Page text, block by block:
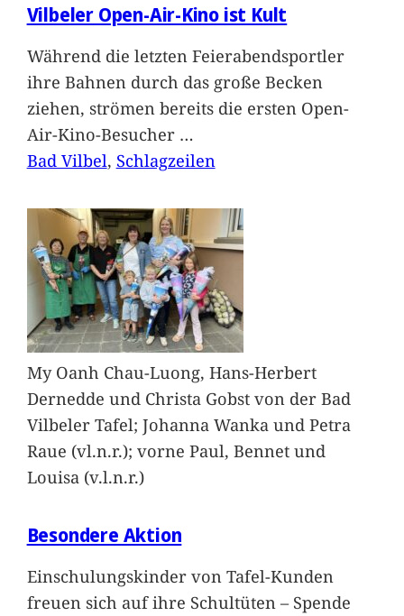
Vilbeler Open-Air-Kino ist Kult
Während die letzten Feierabendsportler
ihre Bahnen durch das große Becken
ziehen, strömen bereits die ersten Open-
Air-Kino-Besucher …
Bad Vilbel, Schlagzeilen
My Oanh Chau-Luong, Hans-Herbert
Dernedde und Christa Gobst von der Bad
Vilbeler Tafel; Johanna Wanka und Petra
Raue (vl.n.r.); vorne Paul, Bennet und
Louisa (v.l.n.r.)
Besondere Aktion
Einschulungskinder von Tafel-Kunden
freuen sich auf ihre Schultüten – Spende